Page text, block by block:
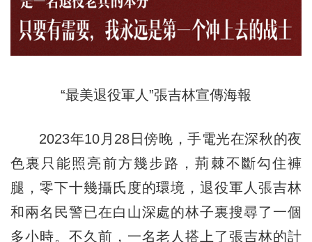
“最美退役軍人”張吉林宣傳海報
2023年10月28日傍晚，手電光在深秋的夜
色裏只能照亮前方幾步路，荊棘不斷勾住褲
腿，零下十幾攝氏度的環境，退役軍人張吉林
和兩名民警已在白山深處的林子裏搜尋了一個
多小時。不久前，一名老人搭上了張吉林的計